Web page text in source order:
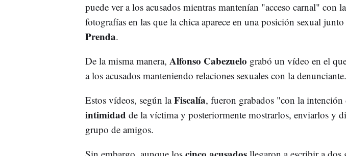
puede ver a los acusados mientras mantenían "acceso carnal" con
fotografías en las que la chica aparece en una posición sexual
Prenda.
De la misma manera, Alfonso Cabezuelo grabó un vídeo en el
a los acusados manteniendo relaciones sexuales con la denunciante.
Estos vídeos, según laFiscalía, fueron grabados "con la intención
intimidad de la víctima y posteriormente mostrarlos, enviarlos y
grupo de amigos.